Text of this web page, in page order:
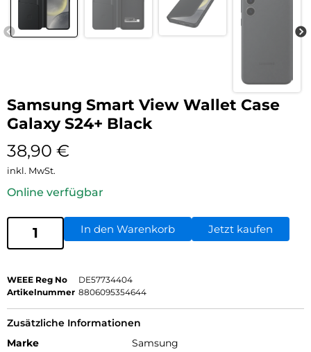
Samsung Smart View Wallet Case
Galaxy S24+ Black
38,90 €
inkl. MwSt.
Online verfügbar
In den Warenkorb Jetzt kaufen
WEEE Reg No
DE57734404
Artikelnummer 8806095354644
Zusätzliche Informationen
Marke
Samsung